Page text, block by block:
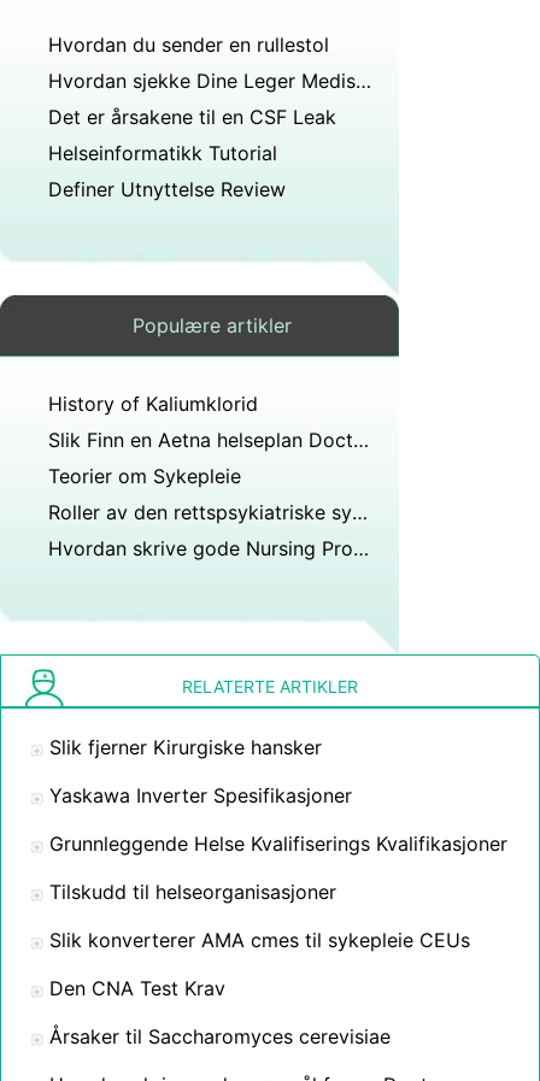
Hvordan du sender en rullestol
Hvordan sjekke Dine Leger Medisinsk Legitimasjons
Det er årsakene til en CSF Leak
Helseinformatikk Tutorial
Definer Utnyttelse Review
Populære artikler
History of Kaliumklorid
Slik Finn en Aetna helseplan Doctor eller Facility
Teorier om Sykepleie
Roller av den rettspsykiatriske sykepleier i USA
Hvordan skrive gode Nursing Progress notater for en voksen Day oss
RELATERTE ARTIKLER
Slik fjerner Kirurgiske hansker
Yaskawa Inverter Spesifikasjoner
Grunnleggende Helse Kvalifiserings Kvalifikasjoner
Tilskudd til helseorganisasjoner
Slik konverterer AMA cmes til sykepleie CEUs
Den CNA Test Krav
Årsaker til Saccharomyces cerevisiae